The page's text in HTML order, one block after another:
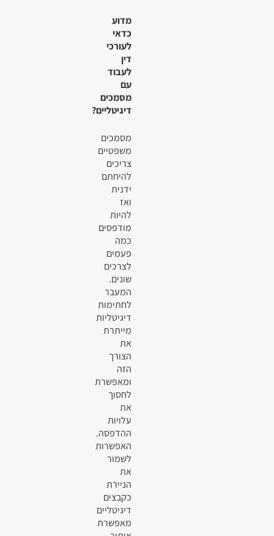
מדוע
כדאי
לעורכי
דין
לעבוד
עם
מסמכים
דיגיטליים?
מסמכים
משפטיים
צריכים
להיחתם
ידנית
ואז
להיות
מודפסים
כמה
פעמים
לצרכים
שונים.
המעבר
לחתימות
דיגיטליות
מייתרת
את
הצורך
הזה
ומאפשרת
לחסוך
את
עלויות
ההדפסה.
האפשרות
לשמור
את
הניירת
כקבצים
דיגיטליים
מאפשרת